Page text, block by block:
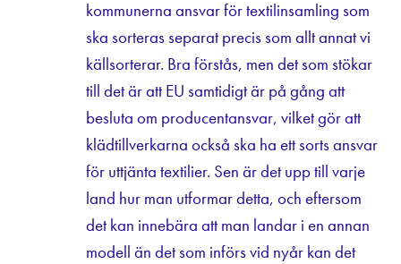
kommunerna ansvar för textilinsamling som
ska sorteras separat precis som allt annat vi
källsorterar. Bra förstås, men det som stökar
till det är att EU samtidigt är på gång att
besluta om producentansvar, vilket gör att
klädtillverkarna också ska ha ett sorts ansvar
för uttjänta textilier. Sen är det upp till varje
land hur man utformar detta, och eftersom
det kan innebära att man landar i en annan
modell än det som införs vid nyår kan det